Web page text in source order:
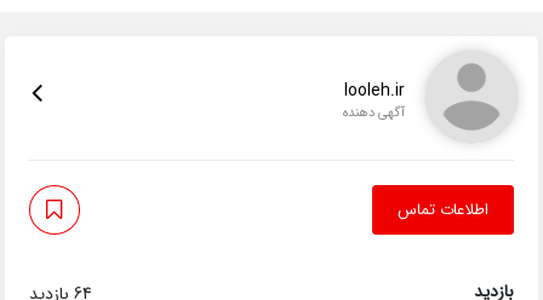
looleh.ir
آگهی دهنده
اطلاعات تماس
بازدید 64 بازدید